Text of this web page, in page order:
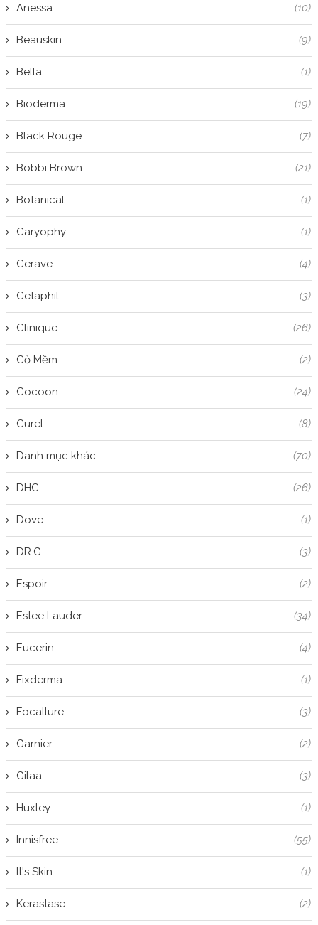
Anessa (10)
Beauskin (9)
Bella (1)
Bioderma (19)
Black Rouge (7)
Bobbi Brown (21)
Botanical (1)
Caryophy (1)
Cerave (4)
Cetaphil (3)
Clinique (26)
Cỏ Mềm (2)
Cocoon (24)
Curel (8)
Danh mục khác (70)
DHC (26)
Dove (1)
DR.G (3)
Espoir (2)
Estee Lauder (34)
Eucerin (4)
Fixderma (1)
Focallure (3)
Garnier (2)
Gilaa (3)
Huxley (1)
Innisfree (55)
It's Skin (1)
Kerastase (2)